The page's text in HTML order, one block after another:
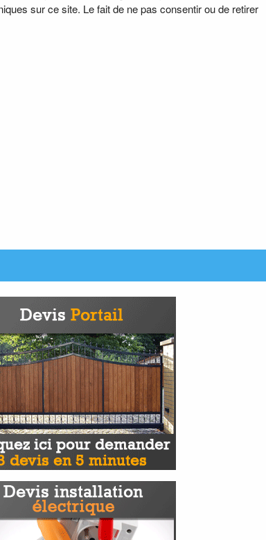
sur ce site. Le fait de ne pas consentir ou de retirer